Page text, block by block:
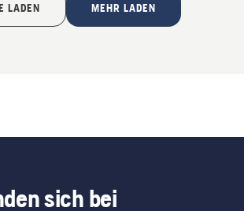
LADEN MEHR LADEN
sich bei